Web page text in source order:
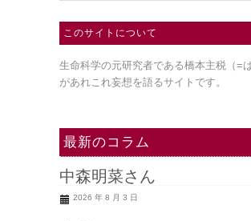
このサイトについて
生命科学の元研究者である橋本主税（=
があれこれ妄想を語るサイトです。
最新のコラム
中森明菜さん
2026 年 8 月 3 日